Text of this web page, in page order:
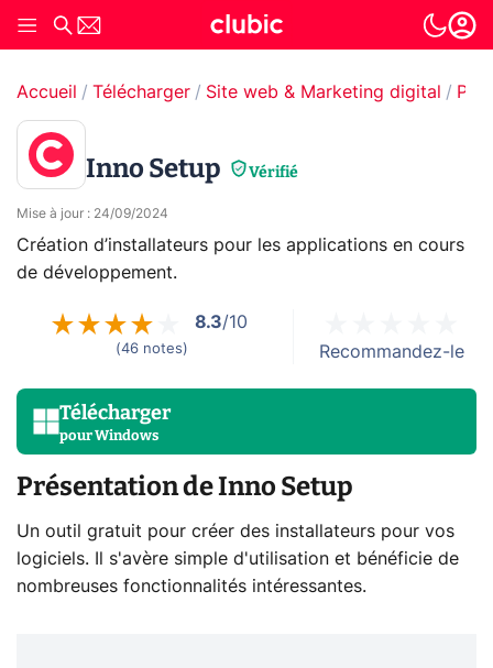
Accueil Télécharger Site web & Marketing digital
Inno Setup Vérifié
Mise à jour : 24/09/2024
Création d’installateurs pour les applications en cours
de développement.
8.3/10
(46 notes) Recommandez-le
Télécharger
pourWindows
Présentation de Inno Setup
Un outil gratuit pour créer des installateurs pour vos
logiciels. Il s'avère simple d'utilisation et bénéficie de
nombreuses fonctionnalités intéressantes.